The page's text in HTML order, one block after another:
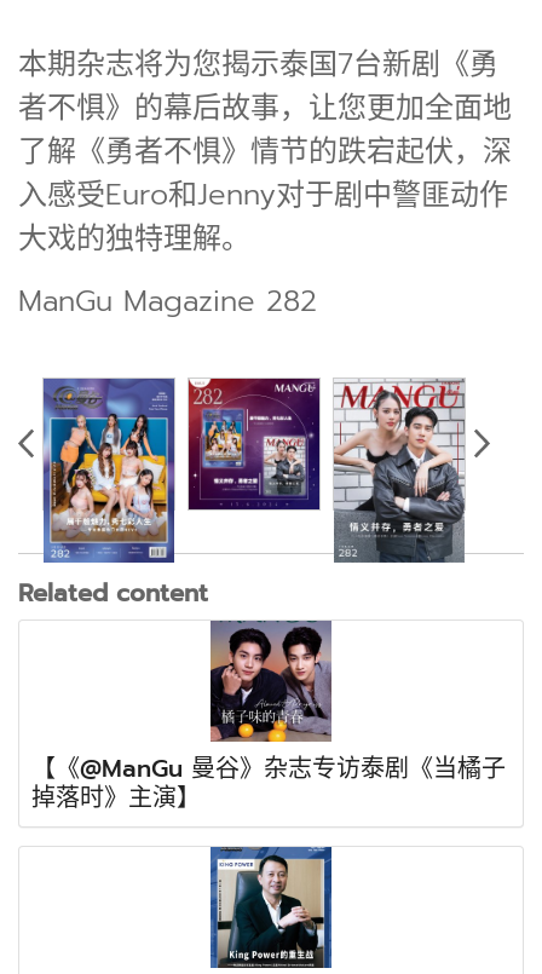
本期杂志将为您揭示泰国7台新剧《勇
者不惧》的幕后故事，让您更加全面地
了解《勇者不惧》情节的跌宕起伏，深
入感受Euro和Jenny对于剧中警匪动作
大戏的独特理解。
ManGu Magazine 282
Related content
【《@ManGu 曼谷》杂志专访泰剧《当橘子
掉落时》主演】